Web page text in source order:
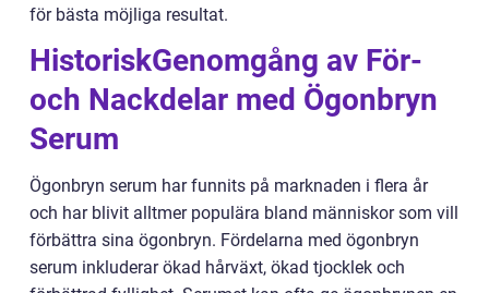
för bästa möjliga resultat.
HistoriskGenomgång av För-
och Nackdelar med Ögonbryn
Serum
Ögonbryn serum har funnits på marknaden i flera år
och har blivit alltmer populära bland människor som vill
förbättra sina ögonbryn. Fördelarna med ögonbryn
serum inkluderar ökad hårväxt, ökad tjocklek och